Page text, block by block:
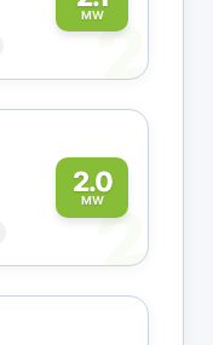
MW2
2.0
MW2